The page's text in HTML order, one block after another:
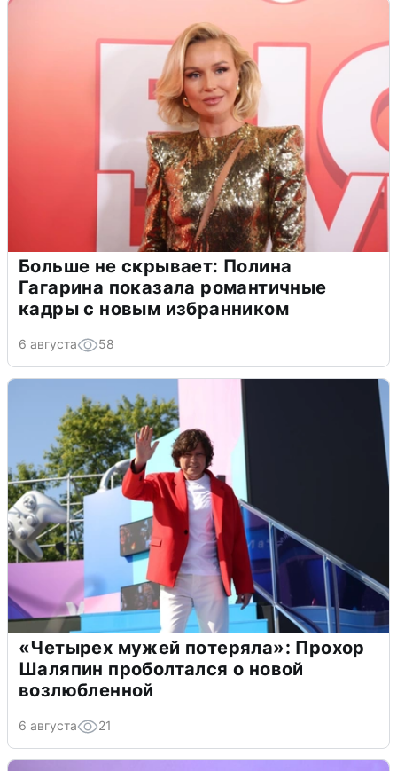
Больше не скрывает: Полина
Гагарина показала романтичные
кадры с новым избранником
6 августа 58
«Четырех мужей потеряла»: Прохор
Шаляпин проболтался о новой
возлюбленной
6 августа 21